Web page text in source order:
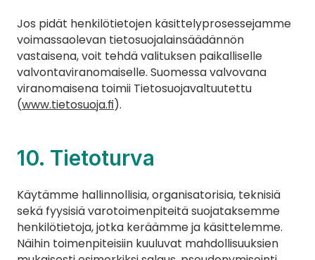
Jos pidät henkilötietojen käsittelyprosessejamme
voimassaolevan tietosuojalainsäädännön
vastaisena, voit tehdä valituksen paikalliselle
valvontaviranomaiselle. Suomessa valvovana
viranomaisena toimii Tietosuojavaltuutettu
(www.tietosuoja.fi).
10. Tietoturva
Käytämme hallinnollisia, organisatorisia, teknisiä
sekä fyysisiä varotoimenpiteitä suojataksemme
henkilötietoja, jotka keräämme ja käsittelemme.
Näihin toimenpiteisiin kuuluvat mahdollisuuksien